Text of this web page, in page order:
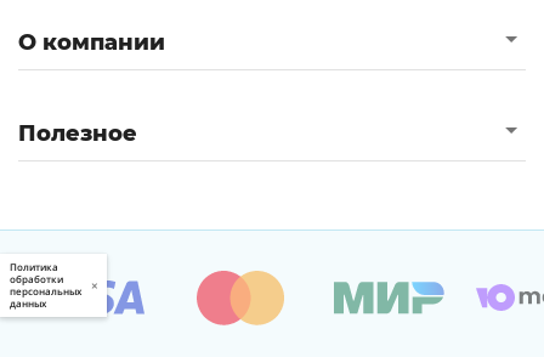
О компании
Полезное
Политика
обработки
персональных
данных
×